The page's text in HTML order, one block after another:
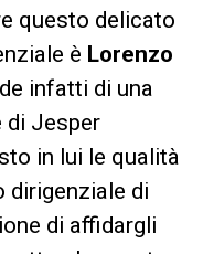
questo delicato
è Lorenzo
infatti di una
di Jesper
in lui le qualità
dirigenziale di
di affidargli